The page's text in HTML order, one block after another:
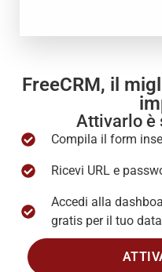
FreeCRM, il
Attivarlo è
Compila il form
Ricevi URL e
Accedi alla
gratis per il tuo